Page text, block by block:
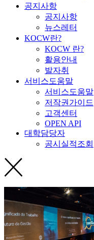
공지사항
공지사항
뉴스레터
KOCW란?
KOCW 란?
활용안내
발자취
서비스도움말
서비스도움말
저작권가이드
고객센터
OPEN API
대학담당자
공시실적조회